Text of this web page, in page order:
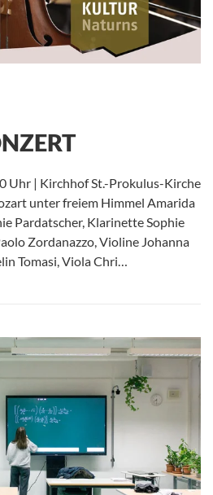
Uhr | Kirchhof St.-Prokulus-Kirche
unter freiem Himmel Amarida
Pardatscher, Klarinette Sophie
Zordanazzo, Violine Johanna
Tomasi, Viola Chri…